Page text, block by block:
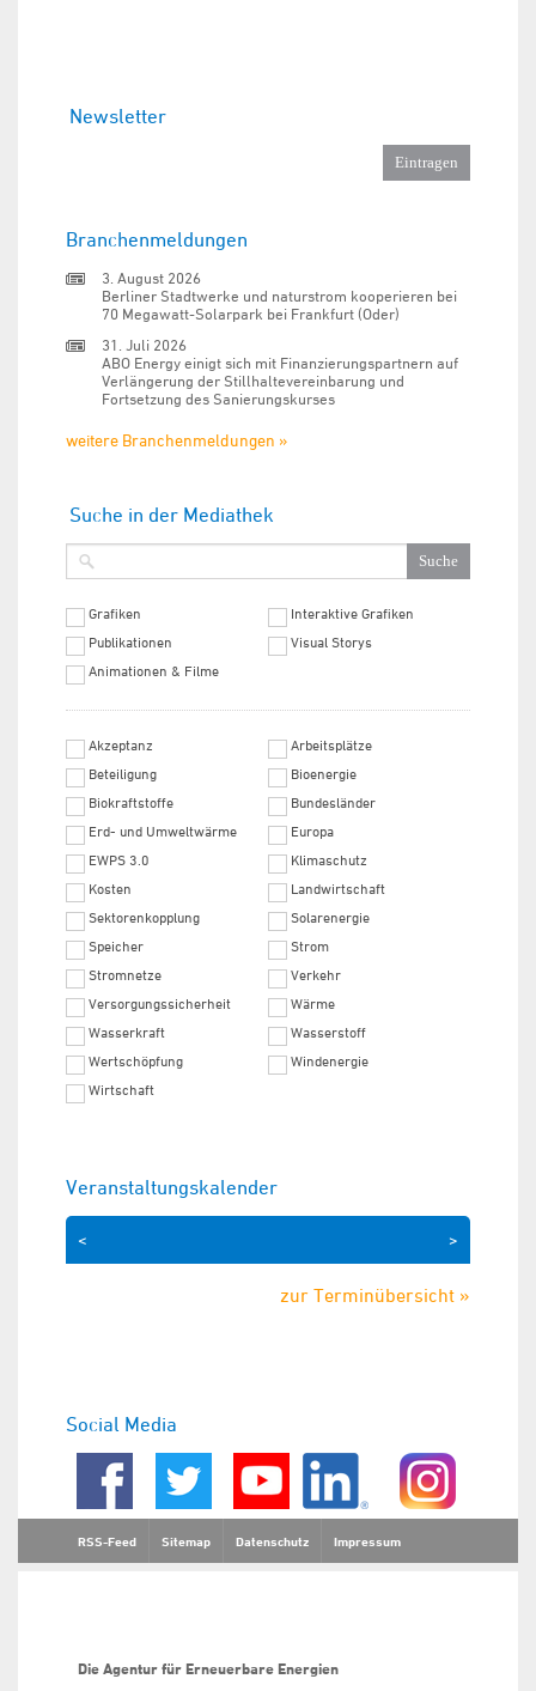
Newsletter
Branchenmeldungen
3. August 2026
Berliner Stadtwerke und naturstrom kooperieren bei
70 Megawatt-Solarpark bei Frankfurt (Oder)
31. Juli 2026
ABO Energy einigt sich mit Finanzierungspartnern auf
Verlängerung der Stillhaltevereinbarung und
Fortsetzung des Sanierungskurses
weitere Branchenmeldungen »
Suche in der Mediathek
Grafiken
Interaktive Grafiken
Publikationen
Visual Storys
Animationen & Filme
Akzeptanz
Arbeitsplätze
Beteiligung
Bioenergie
Biokraftstoffe
Bundesländer
Erd- und Umweltwärme
Europa
EWPS 3.0
Klimaschutz
Kosten
Landwirtschaft
Sektorenkopplung
Solarenergie
Speicher
Strom
Stromnetze
Verkehr
Versorgungssicherheit
Wärme
Wasserkraft
Wasserstoff
Wertschöpfung
Windenergie
Wirtschaft
Veranstaltungskalender
>
<
zur Terminübersicht »
Social Media
RSS-Feed Sitemap Datenschutz Impressum
Die Agentur für Erneuerbare Energien